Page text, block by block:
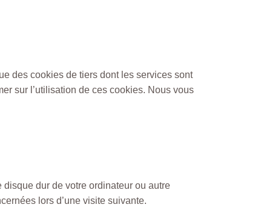
des cookies de tiers dont les services sont
sur l’utilisation de ces cookies. Nous vous
dur de votre ordinateur ou autre
lors d’une visite suivante.